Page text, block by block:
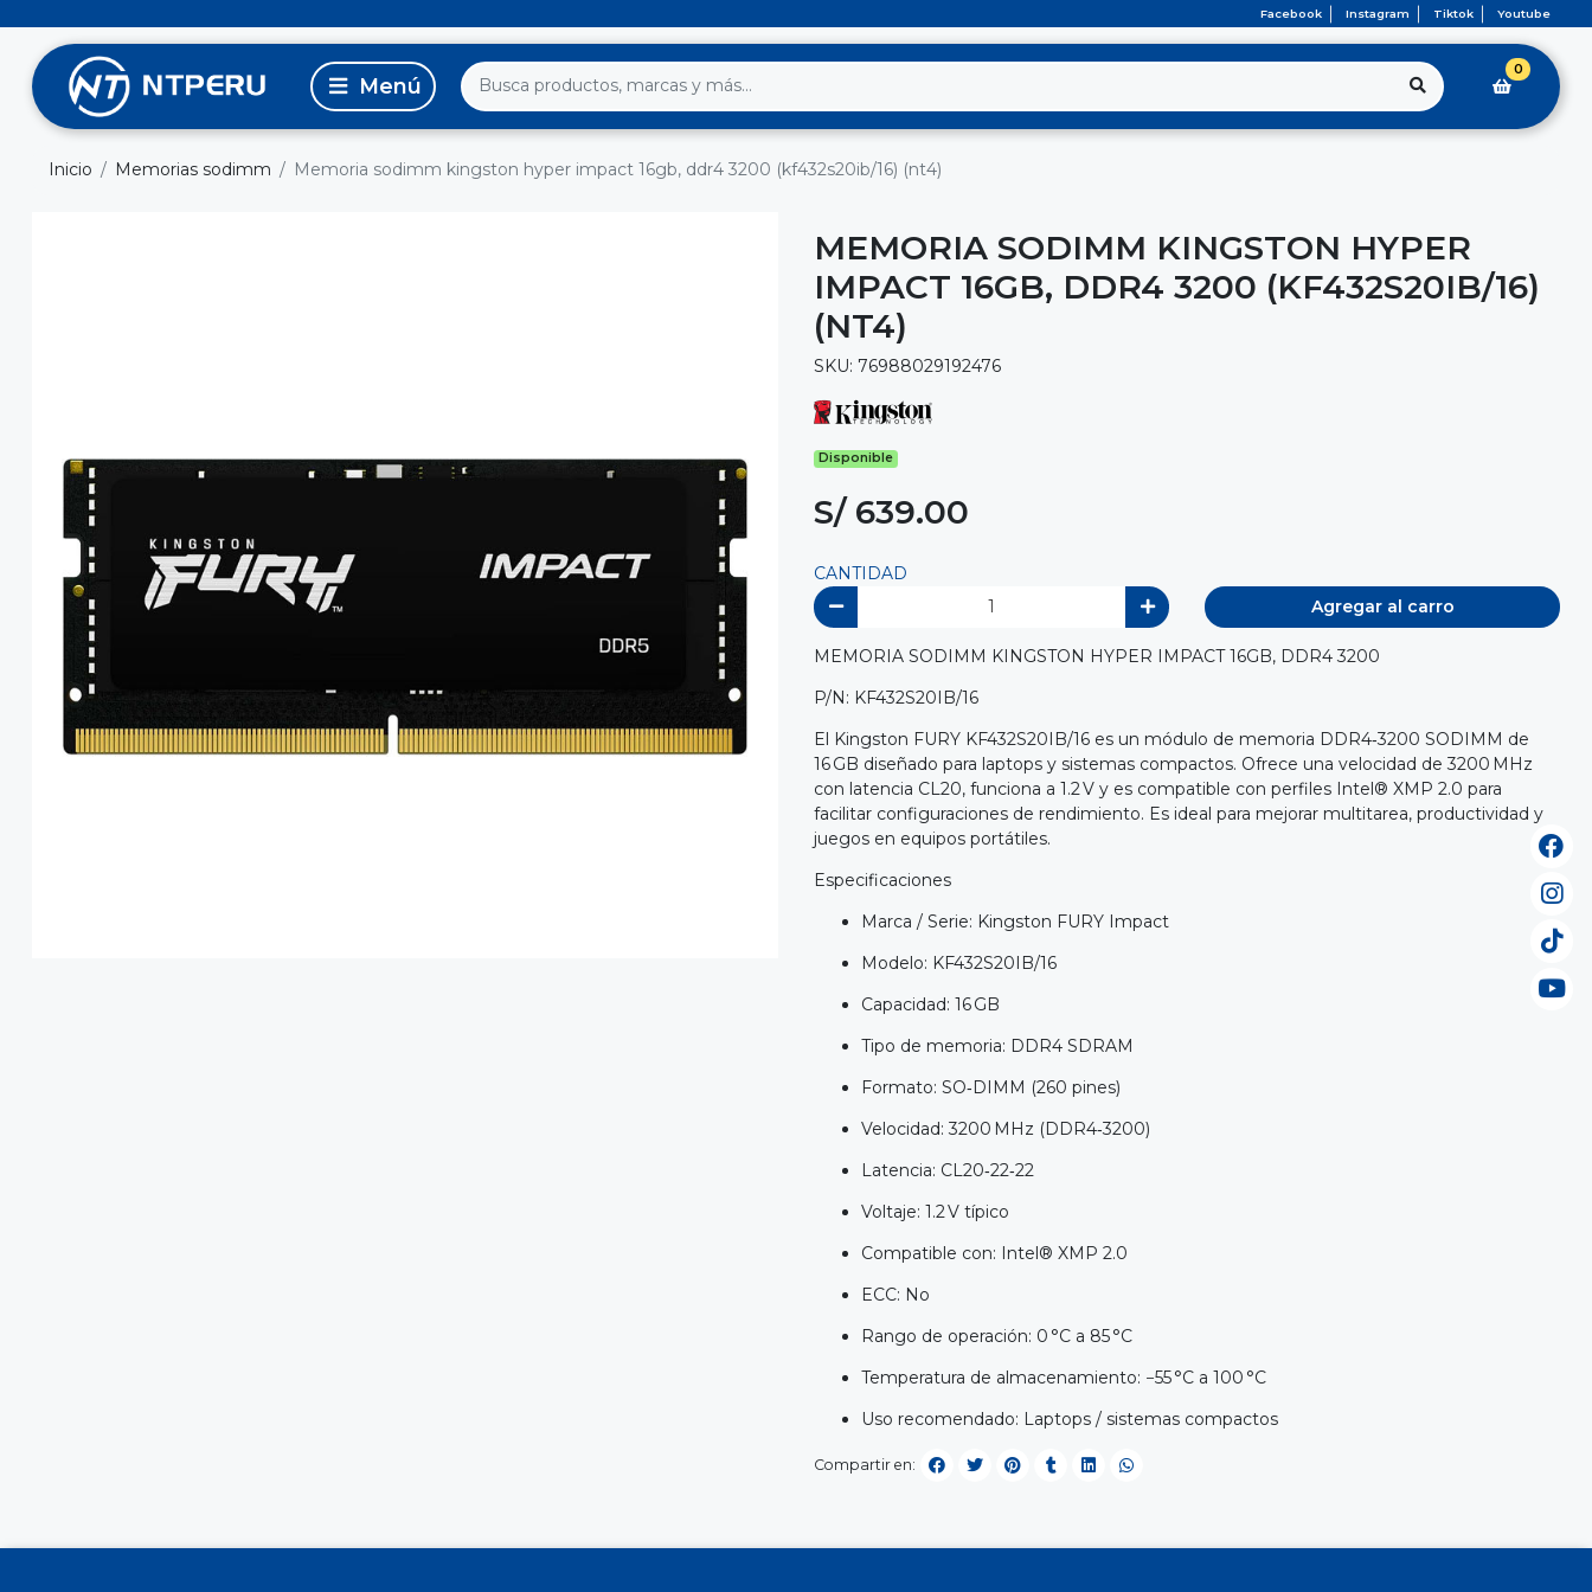
Facebook Instagram Tiktok Youtube
0
Inicio Memorias sodimm Memoria sodimm kingston hyper impact 16gb, ddr4 3200 (kf432s20ib/16) (nt4)
MEMORIA SODIMM KINGSTON HYPER
IMPACT 16GB, DDR4 3200 (KF432S20IB/16)
(NT4)
SKU: 76988029192476
Disponible
S/ 639.00
CANTIDAD
Agregar al carro
MEMORIA SODIMM KINGSTON HYPER IMPACT 16GB, DDR4 3200
P/N: KF432S20IB/16
El Kingston FURY KF432S20IB/16 es un módulo de memoria DDR4‑3200 SODIMM de
16 GB diseñado para laptops y sistemas compactos. Ofrece una velocidad de 3200 MHz
con latencia CL20, funciona a 1.2 V y es compatible con perfiles Intel® XMP 2.0 para
facilitar configuraciones de rendimiento. Es ideal para mejorar multitarea, productividad y
juegos en equipos portátiles.
Especificaciones
Marca / Serie: Kingston FURY Impact
Modelo: KF432S20IB/16
Capacidad: 16 GB
Tipo de memoria: DDR4 SDRAM
Formato: SO‑DIMM (260 pines)
Velocidad: 3200 MHz (DDR4‑3200)
Latencia: CL20‑22‑22
Voltaje: 1.2 V típico
Compatible con: Intel® XMP 2.0
ECC: No
Rango de operación: 0 °C a 85 °C
Temperatura de almacenamiento: −55 °C a 100 °C
Uso recomendado: Laptops / sistemas compactos
Compartir en: